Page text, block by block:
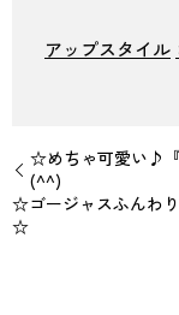
アップスタイル
☆めちゃ可愛い♪『
(^^)
☆ゴージャスふんわ
☆